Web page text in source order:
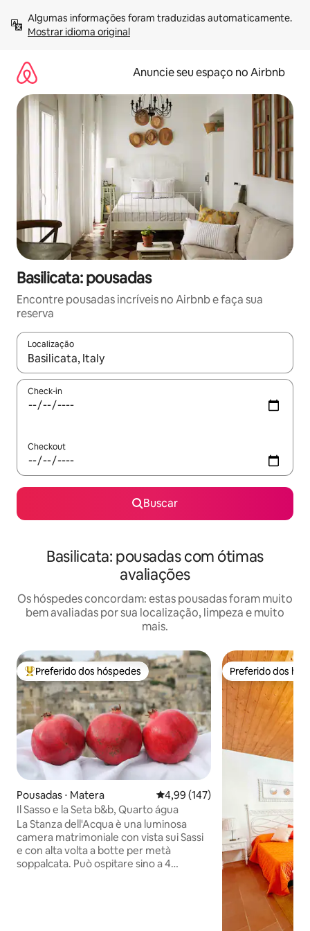
para
Mostrar idioma original
Anuncie seu espaço no Airbnb
Basilicata: pousadas
Encontre pousadas incríveis no Airbnb e faça sua
reserva
Localização
Quando os resultados estiverem disponíveis, explore-os
Check-in
Checkout
Buscar
Basilicata: pousadas com ótimas
avaliações
Os hóspedes concordam: estas pousadas foram muito
bem avaliadas por sua localização, limpeza e muito
mais.
Entre os melhores preferidos dos hóspedes
Preferido dos hóspedes
Pousadas ⋅ Matera 4,99 de uma avaliação média de
4,99 (147)
Il Sasso e la Seta b&b, Quarto água
La Stanza dell'Acqua è una luminosa
camera matrimoniale con vista sui Sassi
e con alta volta a botte per metà
soppalcata. Può ospitare sino a 4
Preferido dos
Preferido dos